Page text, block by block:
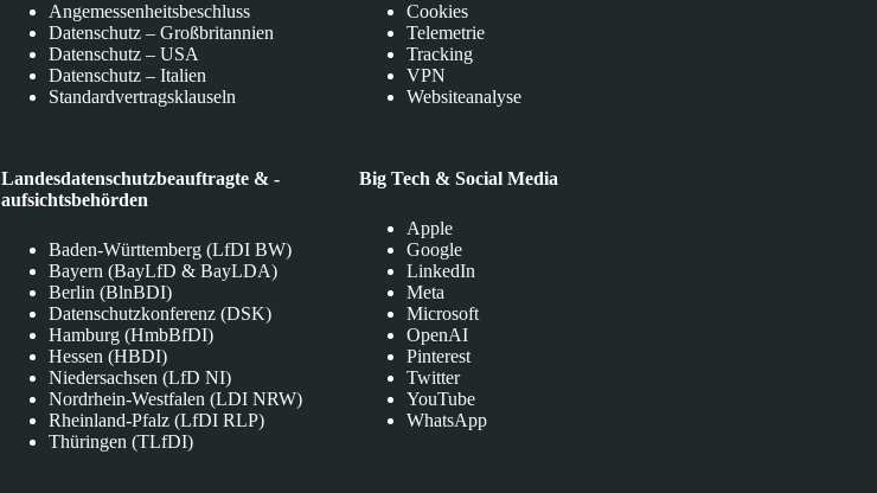
Angemessenheitsbeschluss
Datenschutz – Großbritannien
Datenschutz – USA
Datenschutz – Italien
Standardvertragsklauseln
Landesdatenschutzbeauftragte & -
aufsichtsbehörden
Baden-Württemberg (LfDI BW)
Bayern (BayLfD & BayLDA)
Berlin (BlnBDI)
Datenschutzkonferenz (DSK)
Hamburg (HmbBfDI)
Hessen (HBDI)
Niedersachsen (LfD NI)
Nordrhein-Westfalen (LDI NRW)
Rheinland-Pfalz (LfDI RLP)
Thüringen (TLfDI)
Cookies
Telemetrie
Tracking
VPN
Websiteanalyse
Big Tech & Social Media
Apple
Google
LinkedIn
Meta
Microsoft
OpenAI
Pinterest
Twitter
YouTube
WhatsApp